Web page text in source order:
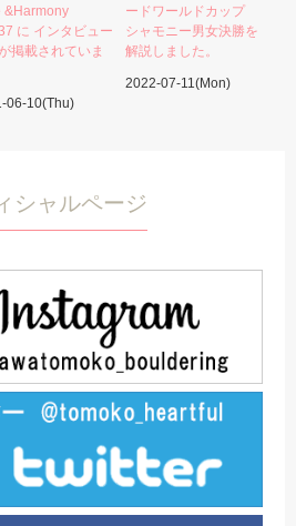
&Harmony
に インタビュー
掲載されていま
06-10(Thu)
ードワールドカップ
シャモニー男女決勝を
解説しました。
2022-07-11(Mon)
シャルページ